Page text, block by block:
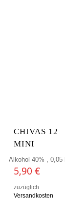
CHIVAS 12
MINI
Alkohol 40% , 0,05 l
5,90 €
zuzüglich
Versandkosten